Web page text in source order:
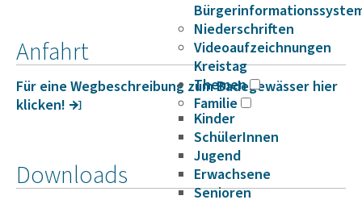
Niederschriften
Videoaufzeichnungen
Kreistag
Themen
Familie
Kinder
SchülerInnen
Jugend
Erwachsene
Senioren
Anfahrt
Für eine Wegbe­schrei­bung zum Bade­ge­wässer hier
klicken!
Downloads